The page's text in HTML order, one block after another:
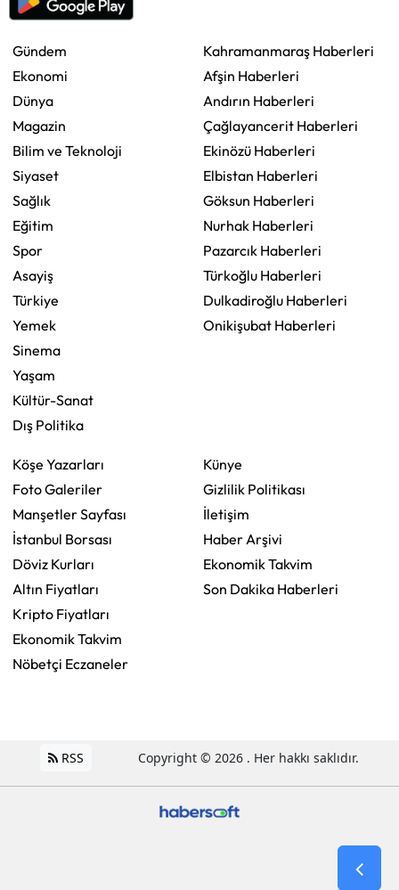
Gündem
Ekonomi
Dünya
Magazin
Bilim ve Teknoloji
Siyaset
Sağlık
Eğitim
Spor
Asayiş
Türkiye
Yemek
Sinema
Yaşam
Kültür-Sanat
Dış Politika
Kahramanmaraş Haberleri
Afşin Haberleri
Andırın Haberleri
Çağlayancerit Haberleri
Ekinözü Haberleri
Elbistan Haberleri
Göksun Haberleri
Nurhak Haberleri
Pazarcık Haberleri
Türkoğlu Haberleri
Dulkadiroğlu Haberleri
Onikişubat Haberleri
Köşe Yazarları
Foto Galeriler
Manşetler Sayfası
İstanbul Borsası
Döviz Kurları
Altın Fiyatları
Kripto Fiyatları
Ekonomik Takvim
Nöbetçi Eczaneler
Künye
Gizlilik Politikası
İletişim
Haber Arşivi
Ekonomik Takvim
Son Dakika Haberleri
RSS Copyright © 2026 . Her hakkı saklıdır.